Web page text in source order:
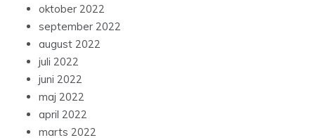
oktober 2022
september 2022
august 2022
juli 2022
juni 2022
maj 2022
april 2022
marts 2022